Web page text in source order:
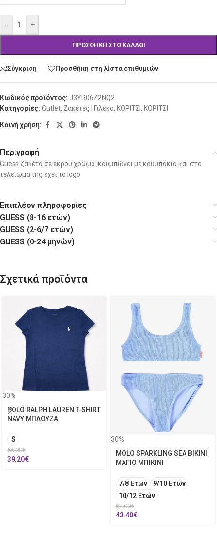
- +
ΠΡΟΣΘΉΚΗ ΣΤΟ ΚΑΛΆΘΙ
Σύγκριση Προσθήκη στη λίστα επιθυμιών
Κωδικός προϊόντος: J3YR06Z2NQ2
Κατηγορίες: Outlet, Ζακέτες | Γιλέκο, ΚΟΡΙΤΣΙ , ΚΟΡΙΤΣΙ
Κοινή χρήση:
Περιγραφή
Guess ζακέτα σε εκρού χρώμα ,κουμπώνει με κουμπάκια και στο
τελείωμα της έχει το logo.
Επιπλέον πληροφορίες
GUESS (8-16 ετών)
GUESS (2-6/7 ετών)
GUESS (0-24 μηνών)
Σχετικά προϊόντα
30%
POLO RALPH LAUREN T-SHIRT
NAVY ΜΠΛΟΥΖΑ
S
56.00€
39.20€
30%
MOLO SPARKLING SEA BIKINI
ΜΑΓΙΟ ΜΠΙΚΙΝΙ
7/8 Ετών
9/10 Ετών
10/12 Ετών
62.00€
43.40€